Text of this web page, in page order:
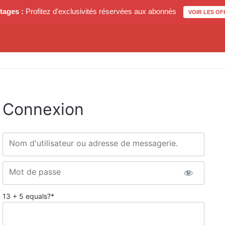
: Profitez d'exclusivités réservées aux abonnés VOIR LES
Connexion
Nom d'utilisateur ou adresse de messagerie.
Mot de passe
13 + 5 equals?*